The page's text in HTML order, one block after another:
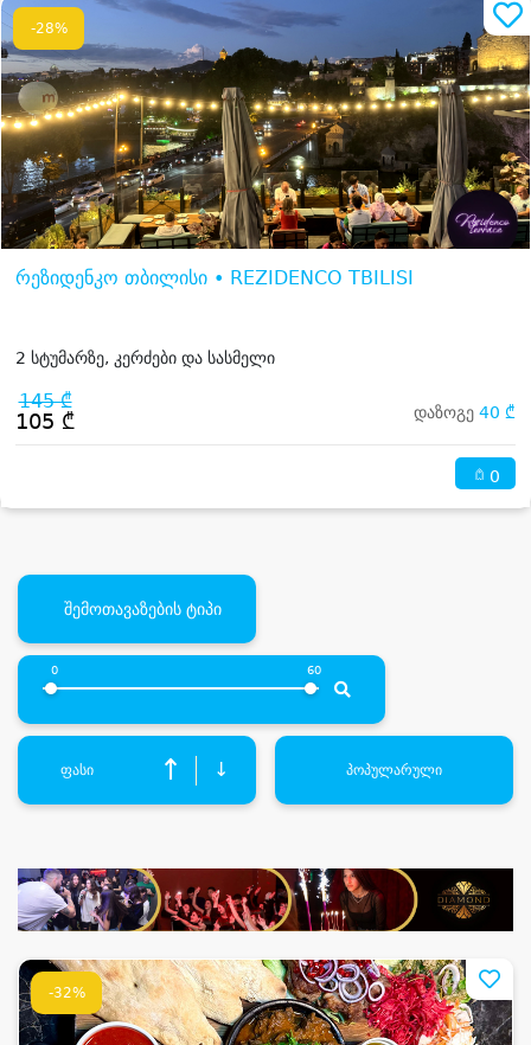
-28%
რეზიდენკო თბილისი • REZIDENCO TBILISI
2 სტუმარზე, კერძები და სასმელი
145 ₾
105 ₾ დაზოგე 40 ₾
0
შემოთავაზების ტიპი
0 60
ფასი ↑ ↓ პოპულარული
-32%